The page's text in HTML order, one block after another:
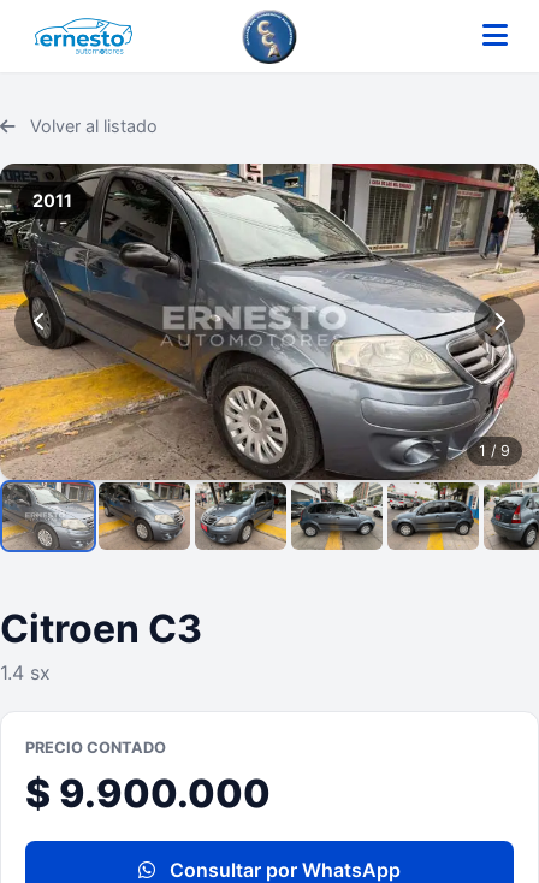
Volver al listado
1 / 9
2011
Citroen C3
1.4 sx
PRECIO CONTADO
$ 9.900.000
Consultar por WhatsApp